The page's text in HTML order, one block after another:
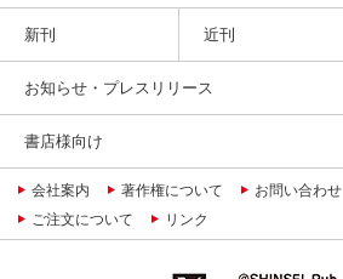
新刊 近刊
お知らせ・プレスリリース
書店様向け
会社案内 著作権について お問い合わせ
ご注文について
リンク